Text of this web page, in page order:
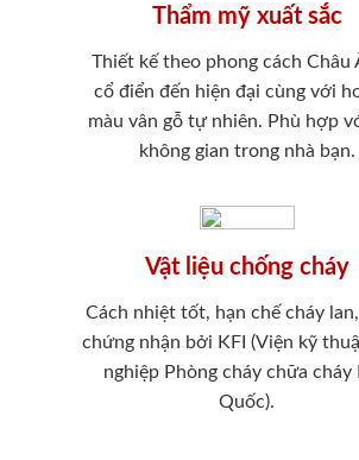
Thẩm mỹ xuất sắc
Thiết kế theo phong cách Châu
cổ điển đến hiện đại cùng với
màu vân gỗ tự nhiên. Phù hợp
không gian trong nhà bạn.
Vật liệu chống cháy
Cách nhiệt tốt, hạn chế cháy
chứng nhận bởi KFI (Viện kỹ
nghiệp Phòng cháy chữa cháy
Quốc).